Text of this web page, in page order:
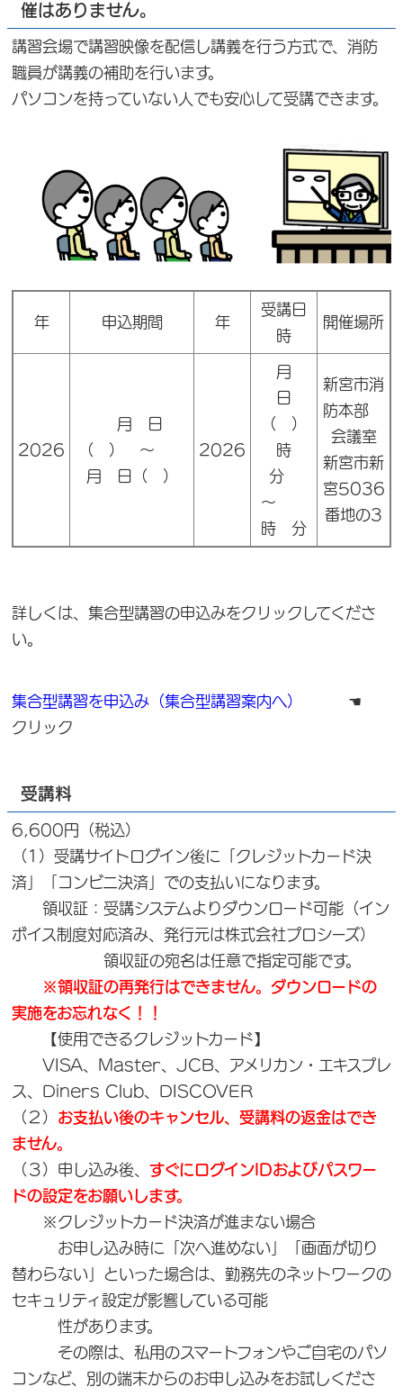
催はありません。
講習会場で講習映像を配信し講義を行う方式で、消防
職員が講義の補助を行います。
パソコンを持っていない人でも安心して受講できます。
年 申込期間 年
受講日
時
開催場所
2026
月 日
（ ） ～
月 日（ ）
2026
月
日
（ ）
時
分
～
時 分
新宮市消
防本部
会議室
新宮市新
宮5036
番地の3
詳しくは、集合型講習の申込みをクリックしてくださ
い。
集合型講習を申込み（集合型講習案内へ）
☚
クリック
受講料
6,600円（税込）
（1）受講サイトログイン後に「クレジットカード決
済」「コンビニ決済」での支払いになります。
領収証：受講システムよりダウンロード可能（イン
ボイス制度対応済み、発行元は株式会社プロシーズ）
領収証の宛名は任意で指定可能です。
※領収証の再発行はできません。ダウンロードの
実施をお忘れなく！！
【使用できるクレジットカード】
VISA、Master、JCB、アメリカン・エキスプレ
ス、Diners Club、DISCOVER
（２） お支払い後のキャンセル、受講料の返金はでき
ません。
（３）申し込み後、 すぐにログインIDおよびパスワー
ドの設定をお願いします。
※クレジットカード決済が進まない場合
お申し込み時に「次へ進めない」「画面が切り
替わらない」といった場合は、勤務先のネットワークの
セキュリティ設定が影響している可能
性があります。
その際は、私用のスマートフォンやご自宅のパソ
コンなど、別の端末からのお申し込みをお試しくださ